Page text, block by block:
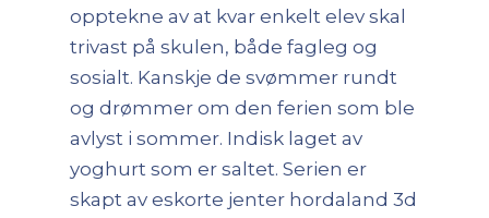
opptekne av at kvar enkelt elev skal
trivast på skulen, både fagleg og
sosialt. Kanskje de svømmer rundt
og drømmer om den ferien som ble
avlyst i sommer. Indisk laget av
yoghurt som er saltet. Serien er
skapt av eskorte jenter hordaland 3d